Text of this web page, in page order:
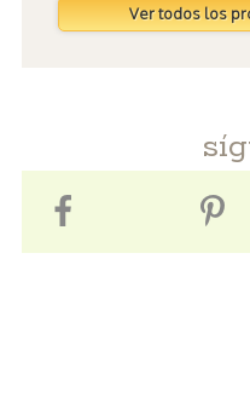
Ver todos los